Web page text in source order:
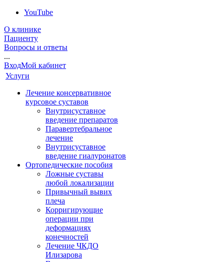
YouTube
О клинике
Пациенту
Вопросы и ответы
...
ВходМой кабинет
Услуги
Лечение консервативное
курсовое суставов
Внутрисуставное
введение препаратов
Паравертебральное
лечение
Внутрисуставное
введение гиалуронатов
Ортопедические пособия
Ложные суставы
любой локализации
Привычный вывих
плеча
Корригирующие
операции при
деформациях
конечностей
Лечение ЧКДО
Илизарова